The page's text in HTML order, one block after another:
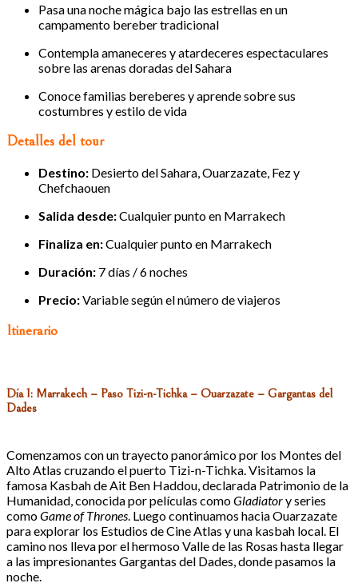
Pasa una noche mágica bajo las estrellas en un
campamento bereber tradicional
Contempla amaneceres y atardeceres espectaculares
sobre las arenas doradas del Sahara
Conoce familias bereberes y aprende sobre sus
costumbres y estilo de vida
Detalles del tour
Destino: Desierto del Sahara, Ouarzazate, Fez y
Chefchaouen
Salida desde:Cualquier punto en Marrakech
Finaliza en:Cualquier punto en Marrakech
Duración: 7 días / 6 noches
Precio:Variable según el número de viajeros
Itinerario
Día 1: Marrakech – Paso Tizi-n-Tichka – Ouarzazate – Gargantas del
Dades
Comenzamos con un trayecto panorámico por los Montes del
Alto Atlas cruzando el puerto Tizi-n-Tichka. Visitamos la
famosa Kasbah de Ait Ben Haddou, declarada Patrimonio de la
Humanidad, conocida por películas comoGladiatory series
comoGame of Thrones. Luego continuamos hacia Ouarzazate
para explorar los Estudios de Cine Atlas y una kasbah local. El
camino nos lleva por el hermoso Valle de las Rosas hasta llegar
a las impresionantes Gargantas del Dades, donde pasamos la
noche.